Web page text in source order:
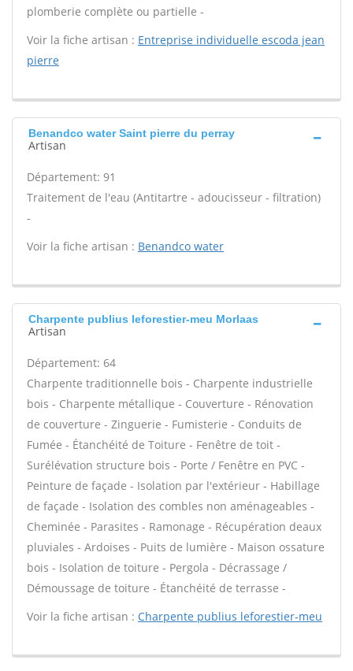
plomberie complète ou partielle -
Voir la fiche artisan : Entreprise individuelle escoda jean
pierre
Benandco water Saint pierre du perray
Artisan
Département: 91
Traitement de l'eau (Antitartre - adoucisseur - filtration)
-
Voir la fiche artisan : Benandco water
Charpente publius leforestier-meu Morlaas
Artisan
Département: 64
Charpente traditionnelle bois - Charpente industrielle
bois - Charpente métallique - Couverture - Rénovation
de couverture - Zinguerie - Fumisterie - Conduits de
Fumée - Étanchéité de Toiture - Fenêtre de toit -
Surélévation structure bois - Porte / Fenêtre en PVC -
Peinture de façade - Isolation par l'extérieur - Habillage
de façade - Isolation des combles non aménageables -
Cheminée - Parasites - Ramonage - Récupération deaux
pluviales - Ardoises - Puits de lumière - Maison ossature
bois - Isolation de toiture - Pergola - Décrassage /
Démoussage de toiture - Étanchéité de terrasse -
Voir la fiche artisan : Charpente publius leforestier-meu